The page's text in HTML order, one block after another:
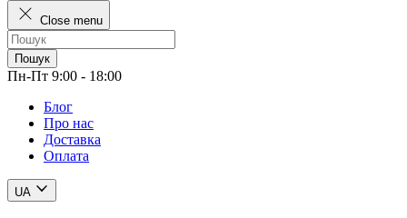
Close menu
Пошук
Пн-Пт 9:00 - 18:00
Блог
Про нас
Доставка
Оплата
UA